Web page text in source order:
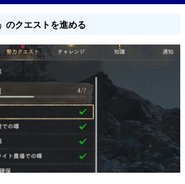
のクエストを進める